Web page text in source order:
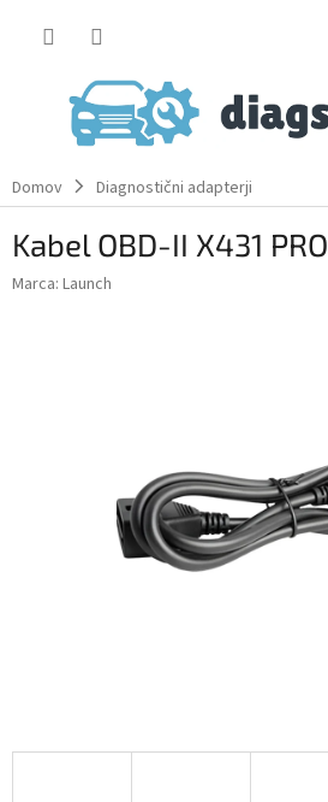
Domov Diagnostični adapterji
Kabel OBD-II X431
Marca: Launch